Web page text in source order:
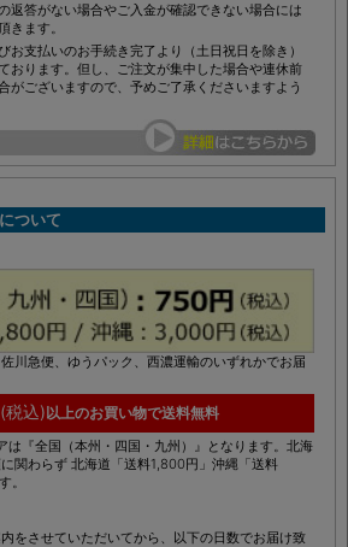
返答がない場合やご入金が確認できない場合には
きます。
お支払いのお手続き完了より（土日祝日を除き）
おります。但し、ご注文が集中した場合や連休前
がございますので、予めご了承くださいますよう
ついて
川急便、ゆうパック、西濃運輸のいずれかでお届
(税込) 以上のお買い物で送料無料
は『全国（本州・四国・九州）』となります。北海
関わらず 北海道「送料1,800円」沖縄「送料
。
をさせていただいてから、以下の日数でお届け致